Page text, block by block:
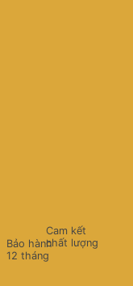
Cam kết
chất lượng
Bảo hành
12 tháng